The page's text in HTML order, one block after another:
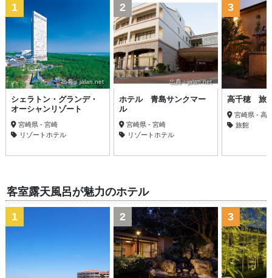
出典：jalan.net
1
シェラトン・グランデ・
オーシャンリゾート
宮崎県 - 宮崎
リゾートホテル
出典：jalan.net
2
ホテル 青島サンクマー
ル
宮崎県 - 宮崎
リゾートホテル
3
高千穂 旅
宮崎県 - 高
旅館
客室露天風呂が魅力のホテル
1 2 3